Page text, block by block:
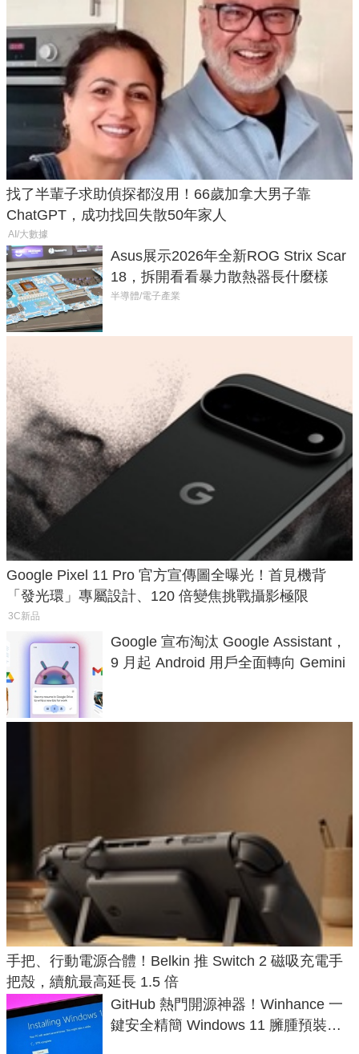
找了半輩子求助偵探都沒用！66歲加拿大男子靠
ChatGPT，成功找回失散50年家人
AI/大數據
Asus展示2026年全新ROG Strix Scar
18，拆開看看暴力散熱器長什麼樣
半導體/電子產業
Google Pixel 11 Pro 官方宣傳圖全曝光！首見機背
「發光環」專屬設計、120 倍變焦挑戰攝影極限
3C新品
Google 宣布淘汰 Google Assistant，
9 月起 Android 用戶全面轉向 Gemini
手把、行動電源合體！Belkin 推 Switch 2 磁吸充電手
把殼，續航最高延長 1.5 倍
GitHub 熱門開源神器！Winhance 一
鍵安全精簡 Windows 11 臃腫預裝軟